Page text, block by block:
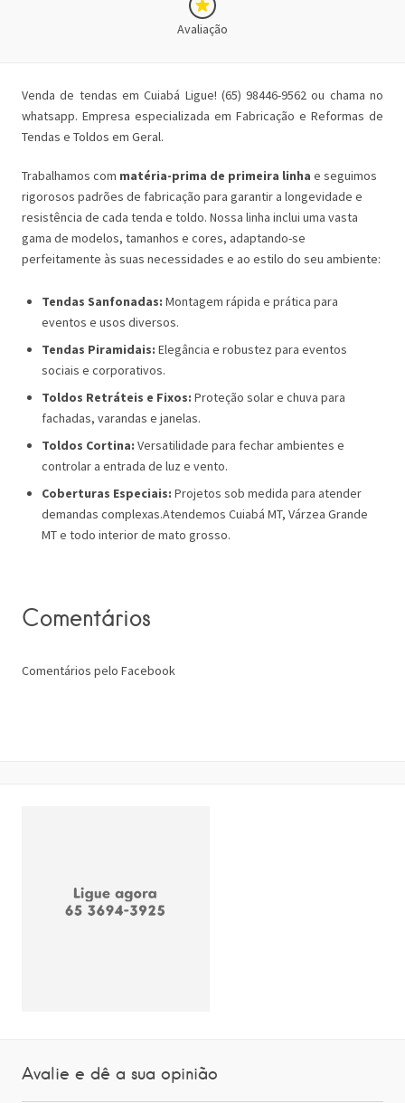
Avaliação
Venda de tendas em Cuiabá Ligue! (65) 98446-9562 ou chama no
whatsapp. Empresa especializada em Fabricação e Reformas de
Tendas e Toldos em Geral.
Trabalhamos com matéria-prima de primeira linha e seguimos
rigorosos padrões de fabricação para garantir a longevidade e
resistência de cada tenda e toldo. Nossa linha inclui uma vasta
gama de modelos, tamanhos e cores, adaptando-se
perfeitamente às suas necessidades e ao estilo do seu ambiente:
Tendas Sanfonadas: Montagem rápida e prática para
eventos e usos diversos.
Tendas Piramidais: Elegância e robustez para eventos
sociais e corporativos.
Toldos Retráteis e Fixos: Proteção solar e chuva para
fachadas, varandas e janelas.
Toldos Cortina: Versatilidade para fechar ambientes e
controlar a entrada de luz e vento.
Coberturas Especiais: Projetos sob medida para atender
demandas complexas.Atendemos Cuiabá MT, Várzea Grande
MT e todo interior de mato grosso.
Comentários
Comentários pelo Facebook
Avalie e dê a sua opinião